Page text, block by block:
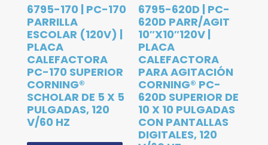
6795-170 | PC-170
PARRILLA
ESCOLAR (120V) |
PLACA
CALEFACTORA
PC-170 SUPERIOR
CORNING®
SCHOLAR DE 5 X 5
PULGADAS, 120
V/60 HZ
6795-620D | PC-
620D PARR/AGIT
10″X10″120V |
PLACA
CALEFACTORA
PARA AGITACIÓN
CORNING® PC-
620D SUPERIOR DE
10 X 10 PULGADAS
CON PANTALLAS
DIGITALES, 120